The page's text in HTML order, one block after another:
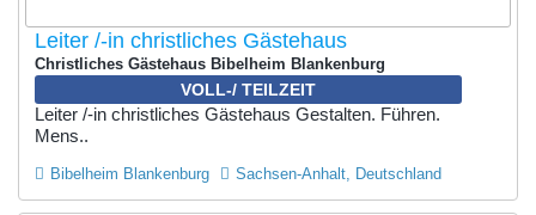
Leiter /-in christliches Gästehaus
Christliches Gästehaus Bibelheim Blankenburg
VOLL-/ TEILZEIT
Leiter /-in christliches Gästehaus Gestalten. Führen.
Mens..
Bibelheim Blankenburg Sachsen-Anhalt, Deutschland